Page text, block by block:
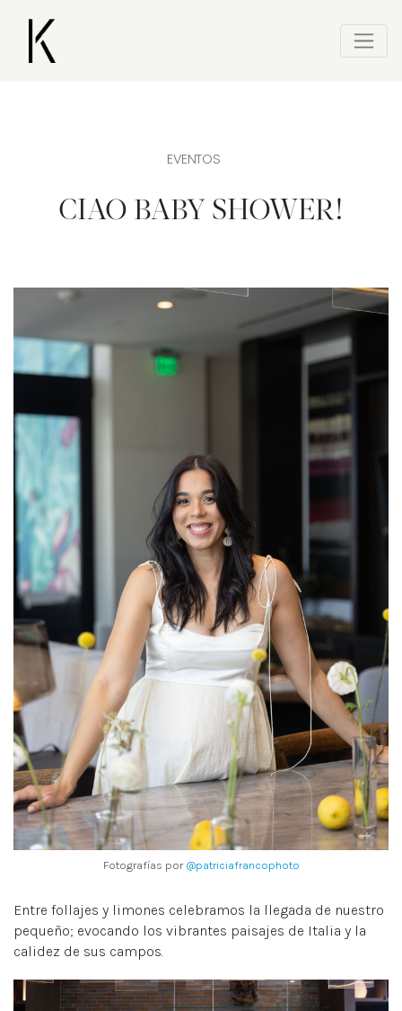
EVENTOS
CIAO BABY SHOWER!
Fotografías por @patriciafrancophoto
Entre follajes y limones celebramos la llegada de nuestro
pequeño; evocando los vibrantes paisajes de Italia y la
calidez de sus campos.